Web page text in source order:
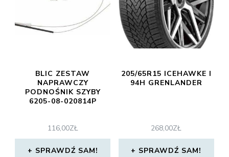
BLIC ZESTAW
NAPRAWCZY
PODNOŚNIK SZYBY
6205-08-020814P
116,00ZŁ
SPRAWDŹ SAM!
205/65R15 ICEHAWKE I
94H GRENLANDER
268,00ZŁ
SPRAWDŹ SAM!